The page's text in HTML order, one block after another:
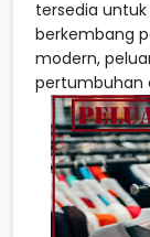
tersedia
berkembang
modern,
pertumbuhan